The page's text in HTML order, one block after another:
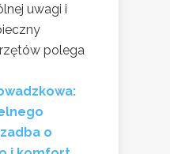
uwagi i
polega
o